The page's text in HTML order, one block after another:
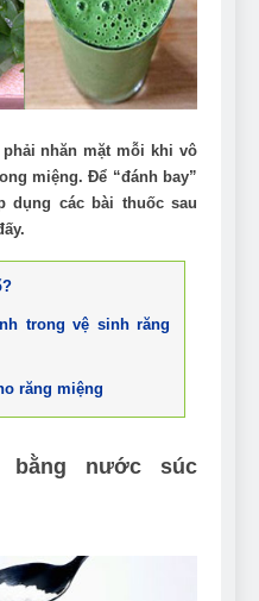
Play Fetch?
to Train Them!
Do I Need to
Bulldog
nhăn mặt mỗi khi vô
miệng. Để “đánh bay”
dụng các bài thuốc sau
trong vệ sinh răng
răng miệng
bằng nước súc